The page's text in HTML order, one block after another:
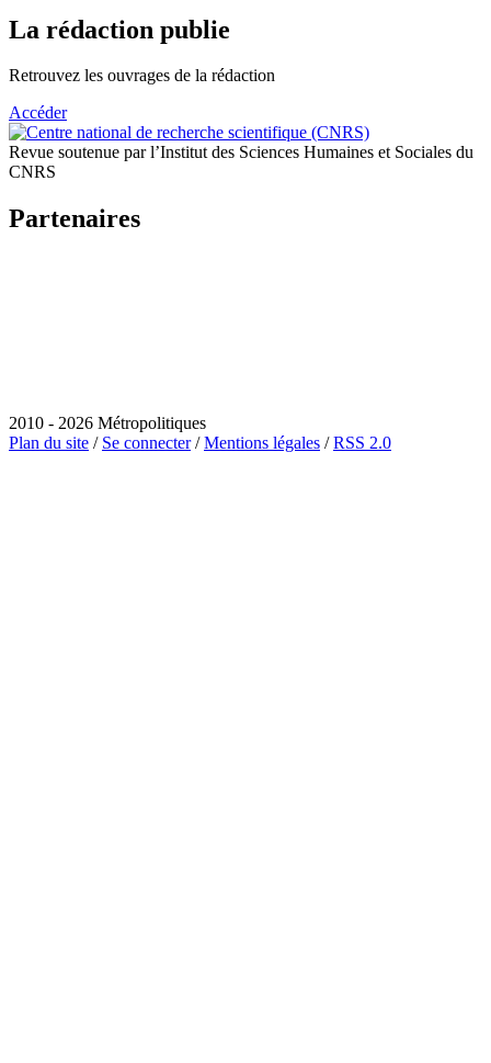
La rédaction publie
Retrouvez les ouvrages de la rédaction
Accéder
Revue soutenue par l’Institut des Sciences Humaines et Sociales du
CNRS
Partenaires
2010 - 2026 Métropolitiques
Plan du site / Se connecter/Mentions légales /RSS 2.0